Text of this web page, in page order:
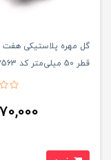
قطر 50 میلی‌متر کد 00202563